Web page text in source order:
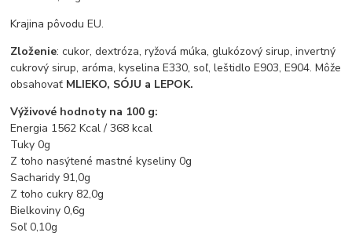
Krajina pôvodu EU.
Zloženie:cukor, dextróza, ryžová múka, glukózový sirup, invertný
cukrový sirup, aróma, kyselina E330, soľ, leštidlo E903, E904. Môže
obsahovať MLIEKO, SÓJU a LEPOK.
Výživové hodnoty na 100 g:
Energia 1562 Kcal / 368 kcal
Tuky 0g
Z toho nasýtené mastné kyseliny 0g
Sacharidy 91,0g
Z toho cukry 82,0g
Bielkoviny 0,6g
Soľ 0,10g